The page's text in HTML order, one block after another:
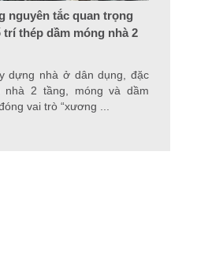
nguyên tắc quan trọng
trí thép dầm móng nhà 2
dựng nhà ở dân dụng, đặc
nhà 2 tầng, móng và dầm
vai trò “xương ...